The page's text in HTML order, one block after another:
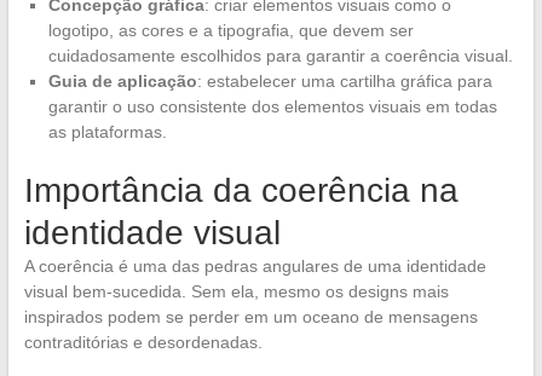
Concepção gráfica: criar elementos visuais como o
logotipo, as cores e a tipografia, que devem ser
cuidadosamente escolhidos para garantir a coerência visual.
Guia de aplicação: estabelecer uma cartilha gráfica para
garantir o uso consistente dos elementos visuais em todas
as plataformas.
Importância da coerência na
identidade visual
A coerência é uma das pedras angulares de uma identidade
visual bem-sucedida. Sem ela, mesmo os designs mais
inspirados podem se perder em um oceano de mensagens
contraditórias e desordenadas.